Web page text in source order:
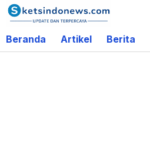
Lewati
ke
konten
Beranda Artikel Berita